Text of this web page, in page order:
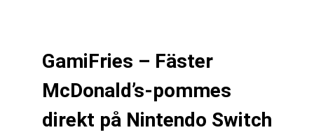
GamiFries – Fäster
McDonald’s-pommes
direkt på Nintendo Switch